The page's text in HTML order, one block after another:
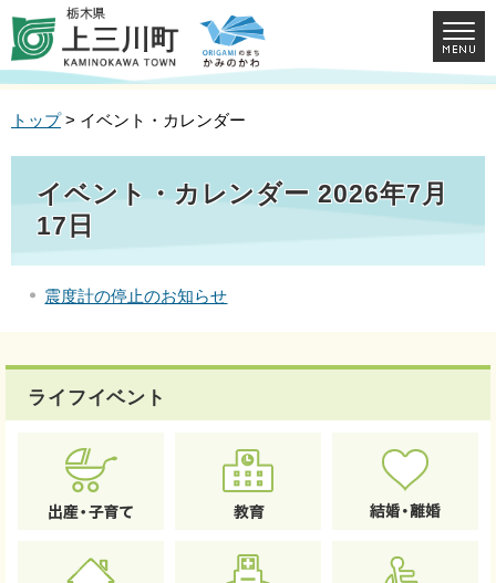
トップ> イベント・カレンダー
イベント・カレンダー 2026年7月
17日
震度計の停止のお知らせ
ライフイベント